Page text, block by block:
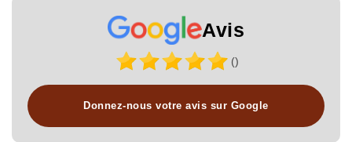
Avis
()
Donnez-nous votre avis sur Google